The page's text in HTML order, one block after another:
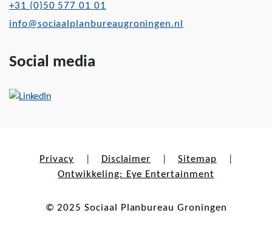
+31 (0)50 577 01 01
info@sociaalplanbureaugroningen.nl
Social media
Privacy Disclaimer Sitemap
Ontwikkeling: Eye Entertainment
© 2025 Sociaal Planbureau Groningen